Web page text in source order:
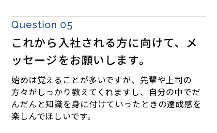
Question 05
これから入社される方に向けて、メ
ッセージをお願いします。
始めは覚えることが多いですが、先輩や上司の
方々がしっかり教えてくれますし、自分の中でだ
んだんと知識を身に付けていったときの達成感を
楽しんでほしいです。